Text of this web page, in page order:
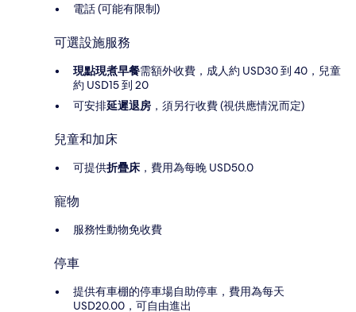
電話 (可能有限制)
可選設施服務
現點現煮早餐需額外收費，成人約 USD30 到 40，兒童
約 USD15 到 20
可安排延遲退房 ，須另行收費 (視供應情況而定)
兒童和加床
可提供折疊床 ，費用為每晚 USD50.0
寵物
服務性動物免收費
停車
提供有車棚的停車場自助停車，費用為每天
USD20.00，可自由進出